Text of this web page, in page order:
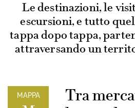
Le destinazioni, le
escursioni, e tutto
tappa dopo tappa,
attraversando un
MAPPA
Tra